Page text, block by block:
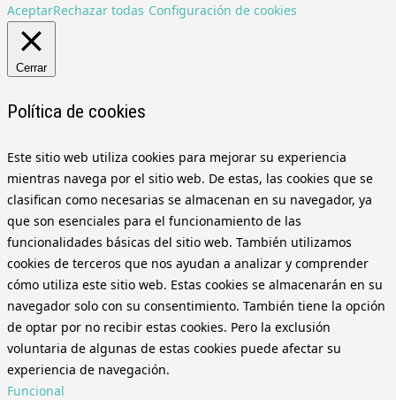
AceptarRechazar todas Configuración de cookies
Cerrar
Política de cookies
Este sitio web utiliza cookies para mejorar su experiencia
mientras navega por el sitio web. De estas, las cookies que se
clasifican como necesarias se almacenan en su navegador, ya
que son esenciales para el funcionamiento de las
funcionalidades básicas del sitio web. También utilizamos
cookies de terceros que nos ayudan a analizar y comprender
cómo utiliza este sitio web. Estas cookies se almacenarán en su
navegador solo con su consentimiento. También tiene la opción
de optar por no recibir estas cookies. Pero la exclusión
voluntaria de algunas de estas cookies puede afectar su
experiencia de navegación.
Funcional